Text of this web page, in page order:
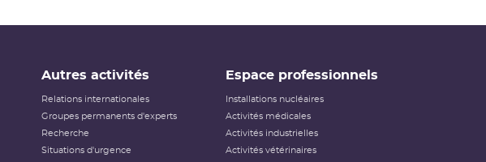
Autres activités
Relations internationales
Groupes permanents d'experts
Recherche
Situations d'urgence
Espace professionnels
Installations nucléaires
Activités médicales
Activités industrielles
Activités vétérinaires